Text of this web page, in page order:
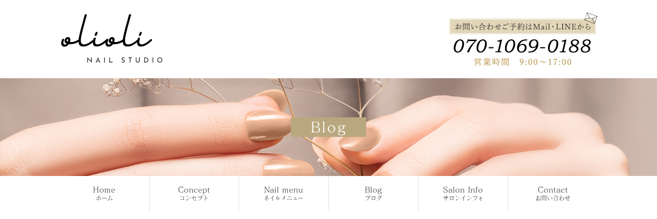
Blog
Home
ホーム
Concept
コンセプト
Nail menu
ネイルメニュー
Blog
ブログ
Salon Info
サロンインフォ
Contact
お問い合わせ